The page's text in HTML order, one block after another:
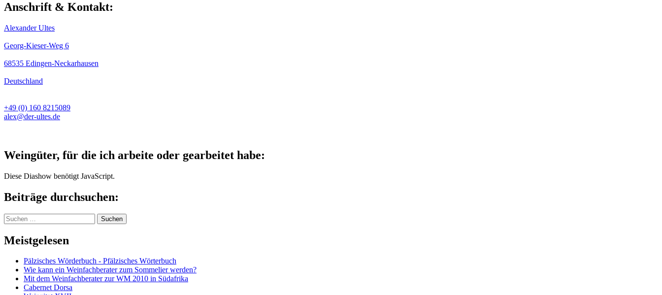
Anschrift & Kontakt:
Alexander Ultes
Georg-Kieser-Weg 6
68535 Edingen-Neckarhausen
Deutschland
+49 (0) 160 8215089
alex@der-ultes.de
Weingüter, für die ich arbeite oder gearbeitet habe:
Diese Diashow benötigt JavaScript.
Beiträge durchsuchen:
Suchen
nach:
Meistgelesen
Pälzisches Wörderbuch - Pfälzisches Wörterbuch
Wie kann ein Weinfachberater zum Sommelier werden?
Mit dem Weinfachberater zur WM 2010 in Südafrika
Cabernet Dorsa